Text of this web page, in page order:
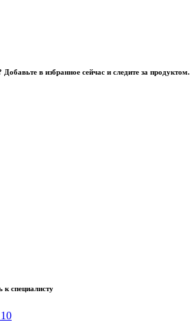
в избранное сейчас и следите за продуктом.
к специалисту